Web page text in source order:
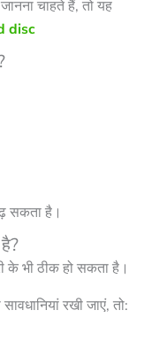
चाहते हैं, तो यह
disc
सकता है।
के भी ठीक हो सकता है।
रखी जाएं, तो: